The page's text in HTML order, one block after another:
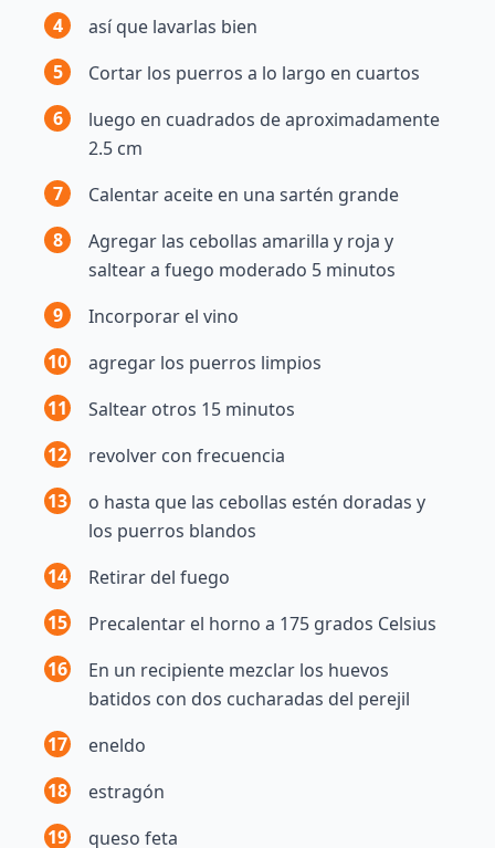
4
así que lavarlas bien
5
Cortar los puerros a lo largo en cuartos
6
luego en cuadrados de aproximadamente
2.5 cm
7
Calentar aceite en una sartén grande
8
Agregar las cebollas amarilla y roja y
saltear a fuego moderado 5 minutos
9
Incorporar el vino
10
agregar los puerros limpios
11
Saltear otros 15 minutos
12
revolver con frecuencia
13
o hasta que las cebollas estén doradas y
los puerros blandos
14
Retirar del fuego
15
Precalentar el horno a 175 grados Celsius
16
En un recipiente mezclar los huevos
batidos con dos cucharadas del perejil
17
eneldo
18
estragón
19
queso feta